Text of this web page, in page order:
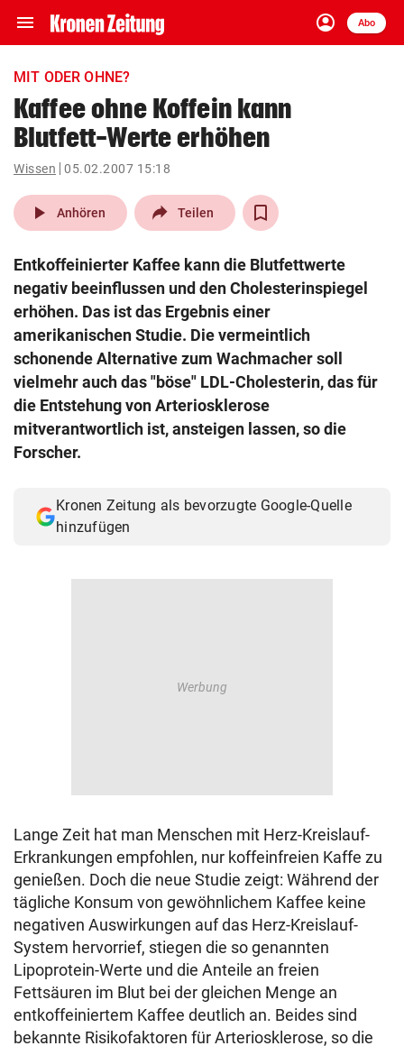
menu Navigation
ein-/ausklappen
account_circle
Anmelden
Abo
close Schließen
account_circle Anmelden
pin_drop
Wien arrow_right
search
Suchbegriff
eingeben
© Krone Multimedia GmbH & Co KG 2026
MIT ODER OHNE?
Kaffee ohne Koffein kann
Blutfett-Werte erhöhen
Wissen 05.02.2007 15:18
play_arrow Anhören Teilen
Entkoffeinierter Kaffee kann die Blutfettwerte
negativ beeinflussen und den Cholesterinspiegel
erhöhen. Das ist das Ergebnis einer
amerikanischen Studie. Die vermeintlich
schonende Alternative zum Wachmacher soll
vielmehr auch das "böse" LDL-Cholesterin, das für
die Entstehung von Arteriosklerose
mitverantwortlich ist, ansteigen lassen, so die
Forscher.
Kronen Zeitung als bevorzugte Google-Quelle
hinzufügen
Lange Zeit hat man Menschen mit Herz-Kreislauf-
Erkrankungen empfohlen, nur koffeinfreien Kaffe zu
genießen. Doch die neue Studie zeigt: Während der
tägliche Konsum von gewöhnlichem Kaffee keine
negativen Auswirkungen auf das Herz-Kreislauf-
System hervorrief, stiegen die so genannten
Lipoprotein-Werte und die Anteile an freien
Fettsäuren im Blut bei der gleichen Menge an
entkoffeiniertem Kaffee deutlich an. Beides sind
bekannte Risikofaktoren für Arteriosklerose, so die